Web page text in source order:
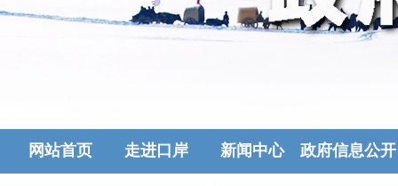
网站首页 走进口岸 新闻中心 政府信息公开